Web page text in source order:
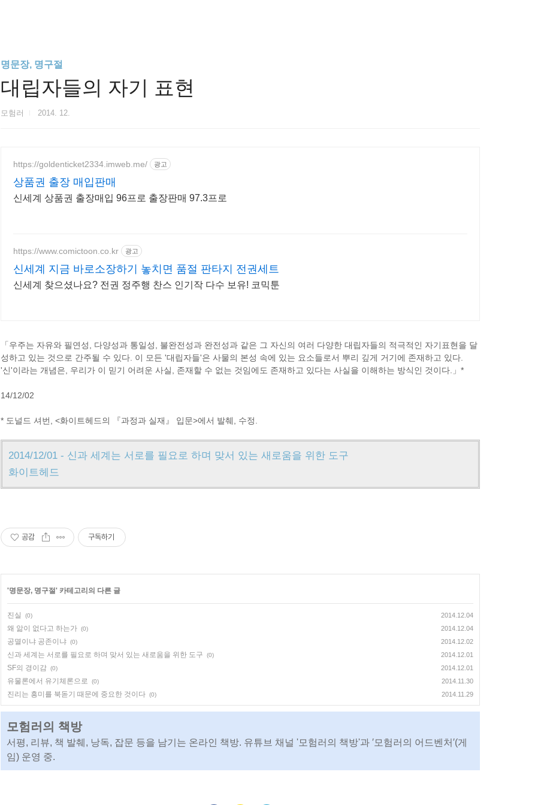
명문장, 명구절
대립자들의 자기 표현
모험러 2014. 12.
https://goldenticket2334.imweb.me/ 광고
상품권 출장 매입판매
신세계 상품권 출장매입 96프로 출장판매 97.3프로
https://www.comictoon.co.kr 광고
신세계 지금 바로소장하기 놓치면 품절 판타지 전권세트
신세계 찾으셨나요? 전권 정주행 찬스 인기작 다수 보유! 코믹툰
「우주는 자유와 필연성, 다양성과 통일성, 불완전성과 완전성과 같은 그 자신의 여러 다양한 대립자들의 적극적인 자기표현을 달
성하고 있는 것으로 간주될 수 있다. 이 모든 '대립자들'은 사물의 본성 속에 있는 요소들로서 뿌리 깊게 거기에 존재하고 있다.
'신'이라는 개념은, 우리가 이 믿기 어려운 사실, 존재할 수 없는 것임에도 존재하고 있다는 사실을 이해하는 방식인 것이다.」*
14/12/02
* 도널드 셔번, <화이트헤드의 『과정과 실재』 입문>에서 발췌, 수정.
2014/12/01 - 신과 세계는 서로를 필요로 하며 맞서 있는 새로움을 위한 도구
화이트헤드
공감 구독하기
'명문장, 명구절' 카테고리의 다른 글
진실 (0) 2014.12.04
왜 앎이 없다고 하는가 (0) 2014.12.04
공멸이냐 공존이냐 (0) 2014.12.02
신과 세계는 서로를 필요로 하며 맞서 있는 새로움을 위한 도구 (0) 2014.12.01
SF의 경이감 (0) 2014.12.01
유물론에서 유기체론으로 (0) 2014.11.30
진리는 흥미를 북돋기 때문에 중요한 것이다 (0) 2014.11.29
모험러의 책방
서평, 리뷰, 책 발췌, 낭독, 잡문 등을 남기는 온라인 책방. 유튜브 채널 '모험러의 책방'과 ′모험러의 어드벤처′(게
임) 운영 중.